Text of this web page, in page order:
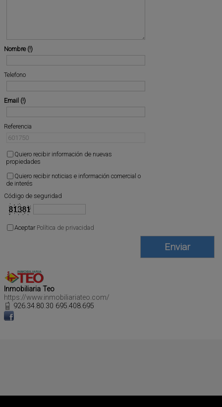
Nombre
Telefono
Email
Referencia
Quiero recibir información de nuevas
propiedades
Quiero recibir noticias e información comercial o
de interés
Código de seguridad
Aceptar Política de privacidad
Inmobiliaria Teo
https://www.inmobiliariateo.com/
926.34.80.30 695.408.695